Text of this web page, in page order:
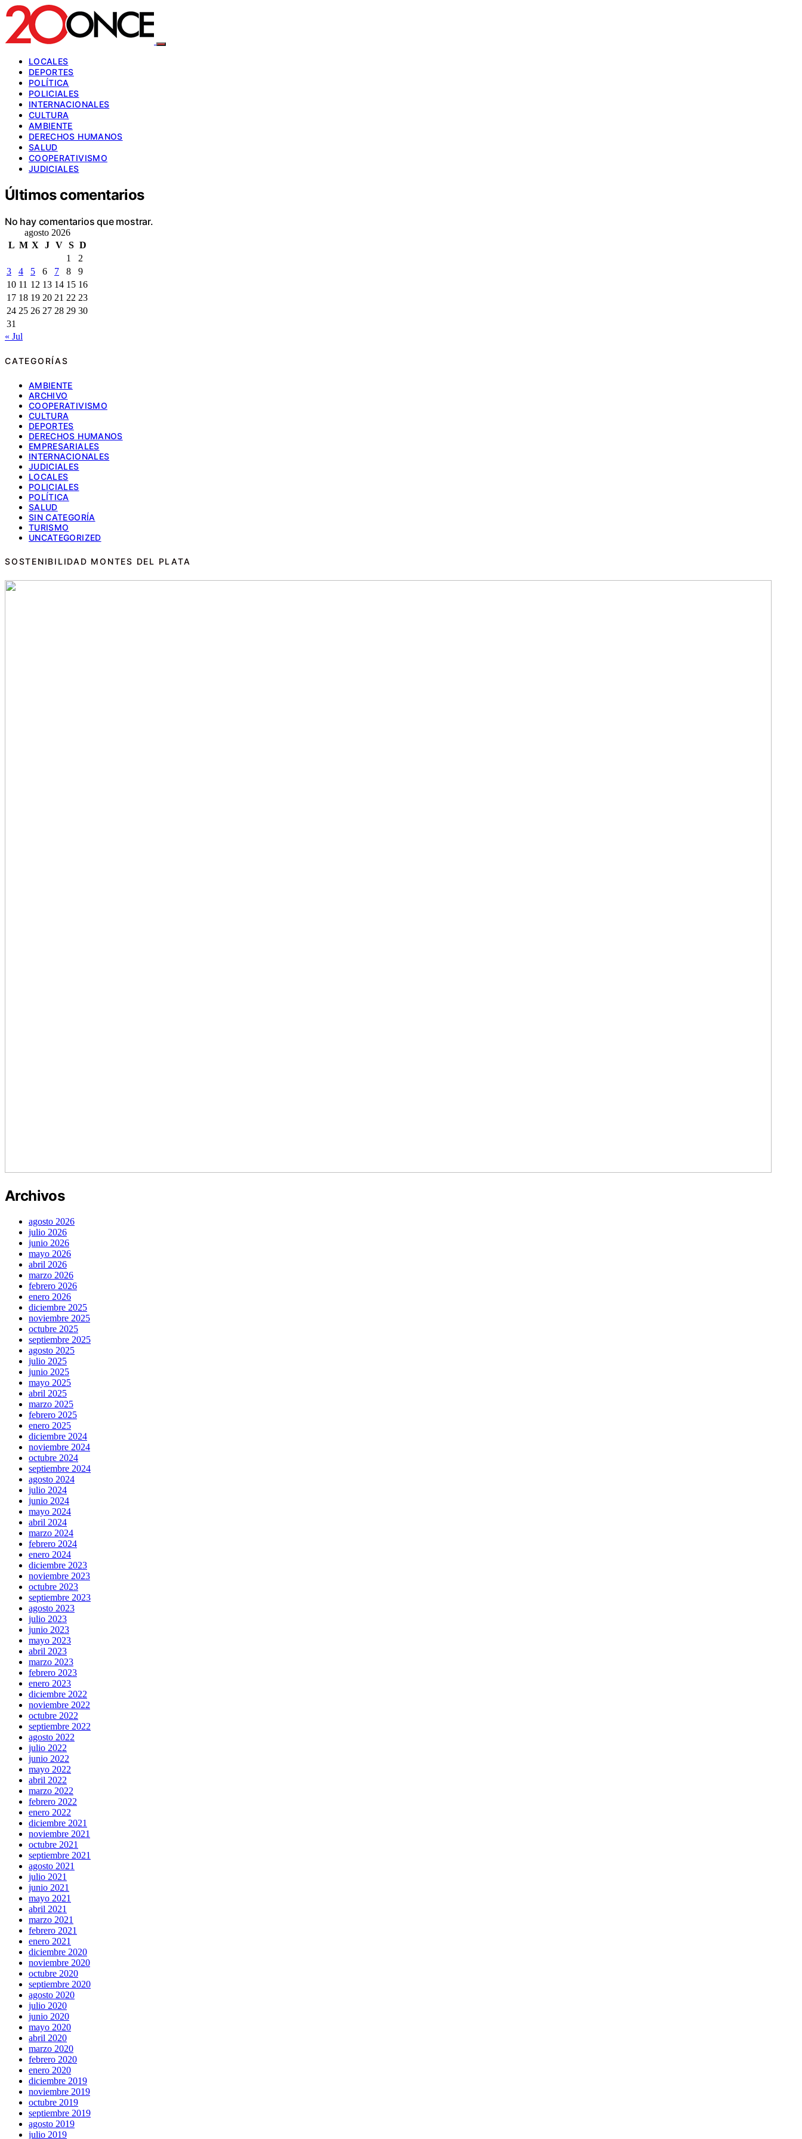
LOCALES
DEPORTES
POLÍTICA
POLICIALES
INTERNACIONALES
CULTURA
AMBIENTE
DERECHOS HUMANOS
SALUD
COOPERATIVISMO
JUDICIALES
Últimos comentarios
No hay comentarios que mostrar.
agosto 2026
L M X J V S D
1
2
3
4 5 6 7 8
9
10 11 12 13 14 15 16
17 18 19 20 21 22 23
24 25 26 27 28 29 30
31
« Jul
CATEGORÍAS
AMBIENTE
ARCHIVO
COOPERATIVISMO
CULTURA
DEPORTES
DERECHOS HUMANOS
EMPRESARIALES
INTERNACIONALES
JUDICIALES
LOCALES
POLICIALES
POLÍTICA
SALUD
SIN CATEGORÍA
TURISMO
UNCATEGORIZED
SOSTENIBILIDAD MONTES DEL PLATA
Archivos
agosto 2026
julio 2026
junio 2026
mayo 2026
abril 2026
marzo 2026
febrero 2026
enero 2026
diciembre 2025
noviembre 2025
octubre 2025
septiembre 2025
agosto 2025
julio 2025
junio 2025
mayo 2025
abril 2025
marzo 2025
febrero 2025
enero 2025
diciembre 2024
noviembre 2024
octubre 2024
septiembre 2024
agosto 2024
julio 2024
junio 2024
mayo 2024
abril 2024
marzo 2024
febrero 2024
enero 2024
diciembre 2023
noviembre 2023
octubre 2023
septiembre 2023
agosto 2023
julio 2023
junio 2023
mayo 2023
abril 2023
marzo 2023
febrero 2023
enero 2023
diciembre 2022
noviembre 2022
octubre 2022
septiembre 2022
agosto 2022
julio 2022
junio 2022
mayo 2022
abril 2022
marzo 2022
febrero 2022
enero 2022
diciembre 2021
noviembre 2021
octubre 2021
septiembre 2021
agosto 2021
julio 2021
junio 2021
mayo 2021
abril 2021
marzo 2021
febrero 2021
enero 2021
diciembre 2020
noviembre 2020
octubre 2020
septiembre 2020
agosto 2020
julio 2020
junio 2020
mayo 2020
abril 2020
marzo 2020
febrero 2020
enero 2020
diciembre 2019
noviembre 2019
octubre 2019
septiembre 2019
agosto 2019
julio 2019